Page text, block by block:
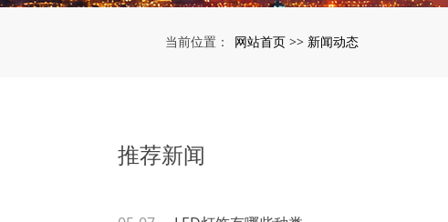
当前位置： 网站首页 >> 新闻动态
推荐新闻